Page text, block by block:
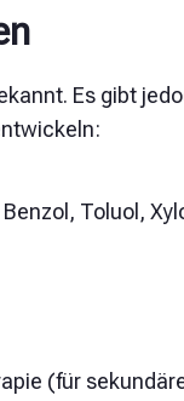
Es gibt
Toluol,
(für